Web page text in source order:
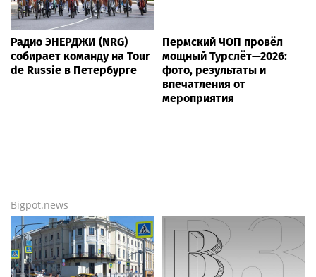
Радио ЭНЕРДЖИ (NRG)
собирает команду на Tour
de Russie в Петербурге
Пермский ЧОП провёл
мощный Турслёт—2026:
фото, результаты и
впечатления от
мероприятия
Bigpot.news